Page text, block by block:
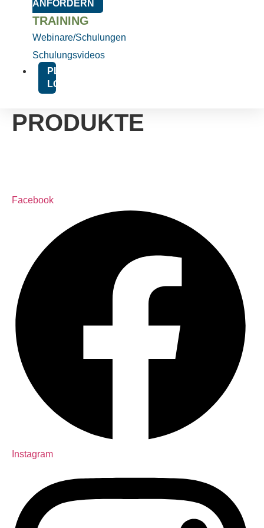
ANFORDERN
TRAINING
Webinare/Schulungen
Schulungsvideos
PLATFORM
LOGIN
PRODUKTE
Facebook
Instagram